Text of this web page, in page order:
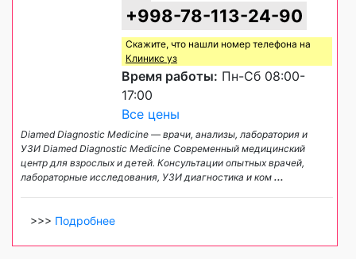
+998-78-113-24-90
Скажите, что нашли номер телефона на
Клиникс уз
Время работы: Пн-Сб 08:00-
17:00
Все цены
Diamed Diagnostic Medicine — врачи, анализы, лаборатория и
УЗИ Diamed Diagnostic Medicine Современный медицинский
центр для взрослых и детей. Консультации опытных врачей,
лабораторные исследования, УЗИ диагностика и ком ...
>>> Подробнее